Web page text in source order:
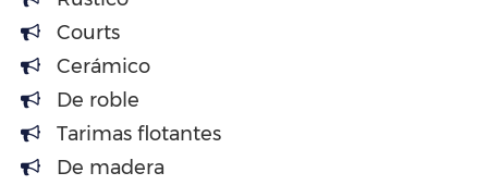
Courts
Cerámico
De roble
Tarimas flotantes
De madera